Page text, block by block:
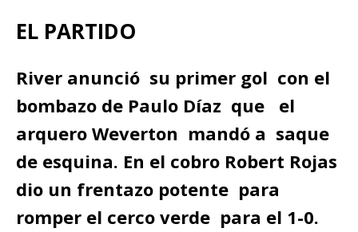
EL PARTIDO
River anunció su primer gol con el
bombazo de Paulo Díaz que el
arquero Weverton mandó a saque
de esquina. En el cobro Robert Rojas
dio un frentazo potente para
romper el cerco verde para el 1-0.